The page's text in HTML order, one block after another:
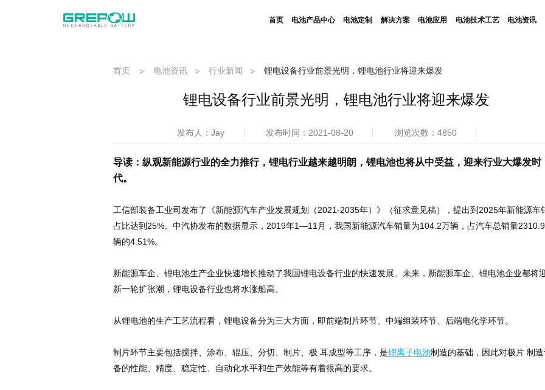
首页 电池产品中心 电池定制 解决方案 电池应用 电池技术工艺 电池资讯
首页 > 电池资讯 > 行业新闻 > 锂电设备行业前景光明，锂电池行业将迎来爆发
锂电设备行业前景光明，锂电池行业将迎来爆发
发布人：Jay 发布时间：2021-08-20 浏览次数：4850
导读：纵观新能源行业的全力推行，锂电行业越来越明朗，锂电池也将从中受益，迎来行业大爆发时
代。
工信部装备工业司发布了《新能源汽车产业发展规划（2021-2035年）》（征求意见稿），提出到2025年新能源车
占比达到25%。中汽协发布的数据显示，2019年1—11月，我国新能源汽车销量为104.2万辆，占汽车总销量
辆的4.51%。
新能源车企、锂电池生产企业快速增长推动了我国锂电设备行业的快速发展。未来，新能源车企、锂电池企业都将
新一轮扩张潮，锂电设备行业也将水涨船高。
从锂电池的生产工艺流程看，锂电设备分为三大方面，即前端制片环节、中端组装环节、后端电化学环节。
制片环节主要包括搅拌、涂布、辊压、分切、制片、极 耳成型等工序，是锂离子电池制造的基础，因此对极片 制
备的性能、精度、稳定性、自动化水平和生产效能等有着很高的要求。